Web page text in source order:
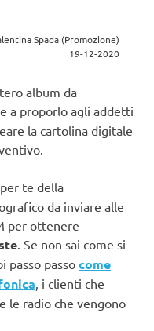
Spada (Promozione)
19-12-2020
album da
a proporlo agli addetti
la cartolina digitale
te della
da inviare alle
per ottenere
. Se non sai come si
passo passo come
, i clienti che
le radio che vengono